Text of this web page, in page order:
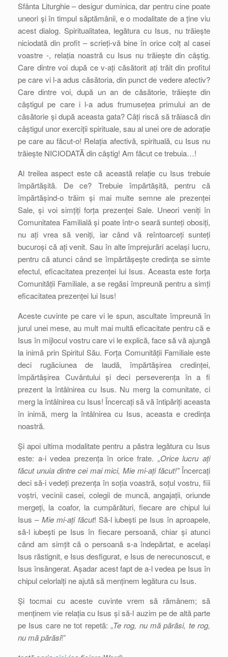
Sfânta Liturghie – desigur duminica, dar pentru cine poate
uneori și în timpul săptămânii, e o modalitate de a ține viu
acest dialog. Spiritualitatea, legătura cu Isus, nu trăiește
niciodată din profit – scrieți-vă bine în orice colț al casei
voastre -, relația noastră cu Isus nu trăiește din câștig.
Care dintre voi după ce v-ați căsătorit ați trăit din profitul
pe care vi l-a adus căsătoria, din punct de vedere afectiv?
Care dintre voi, după un an de căsătorie, trăiește din
câștigul pe care i l-a adus frumusețea primului an de
căsătorie și după aceasta gata? Câți riscă să trăiască din
câștigul unor exerciții spirituale, sau al unei ore de adorație
pe care au făcut-o! Relația afectivă, spirituală, cu Isus nu
trăiește NICIODATĂ din câștig! Am făcut ce trebuia…!
Al treilea aspect este că această relație cu Isus trebuie
împărtășită. De ce? Trebuie împărtășită, pentru că
împărtășind-o trăim și mai multe semne ale prezenței
Sale, și voi simțiți forța prezenței Sale. Uneori veniți în
Comunitatea Familială și poate într-o seară sunteți obosiți,
nu ați vrea să veniți, iar când vă reîntoarceți sunteți
bucuroși că ați venit. Sau în alte împrejurări același lucru,
pentru că atunci când se împărtășește credința se simte
efectul, eficacitatea prezenței lui Isus. Aceasta este forța
Comunității Familiale, a se regăsi împreună pentru a simți
eficacitatea prezenței lui Isus!
Aceste cuvinte pe care vi le spun, ascultate împreună în
jurul unei mese, au mult mai multă eficacitate pentru că e
Isus în mijlocul vostru care vi le explică, face să vă ajungă
la inimă prin Spiritul Său. Forța Comunității Familiale este
deci rugăciunea de laudă, împărtășirea credinței,
împărtășirea Cuvântului și deci perseverența în a fi
prezent la întâlnirea cu Isus. Nu merg la comunitate, ci
merg la întâlnirea cu Isus! Încercați să vă întipăriți aceasta
în inimă, merg la întâlnirea cu Isus, aceasta e credința
noastră.
Și apoi ultima modalitate pentru a păstra legătura cu Isus
este: a-i vedea prezența în orice frate. „Orice lucru ați
făcut unuia dintre cei mai mici, Mie mi-ați făcut!”Încercați
deci să-i vedeți prezența în soția voastră, soțul vostru, fiii
voștri, vecinii casei, colegii de muncă, angajații, oriunde
mergeți, la coafor, la cumpărături, fiecare are chipul lui
Isus – Mie mi-ați făcut! Să-l iubești pe Isus în aproapele,
să-l iubești pe Isus în fiecare persoană, chiar și atunci
când am simțit că o persoană s-a îndepărtat, e același
Isus răstignit, e Isus desfigurat, e Isus de nerecunoscut, e
Isus însângerat. Așadar acest fapt de a-l vedea pe Isus în
chipul celorlalți ne ajută să menținem legătura cu Isus.
Și tocmai cu aceste cuvinte vrem să rămânem; să
menținem vie relația cu Isus și să-l auzim pe de altă parte
pe Isus care ne tot repetă: „Te rog, nu mă părăsi, te rog,
nu mă părăsi!”